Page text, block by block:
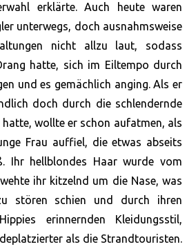
erklärte. Auch heute waren
unterwegs, doch ausnahmsweise
nicht allzu laut, sodass
hatte, sich im Eiltempo durch
und es gemächlich anging. Als er
doch durch die schlendernde
hatte, wollte er schon aufatmen, als
Frau auffiel, die etwas abseits
Ihr hellblondes Haar wurde vom
ihr kitzelnd um die Nase, was
stören schien und durch ihren
erinnernden Kleidungsstil,
als die Strandtouristen.